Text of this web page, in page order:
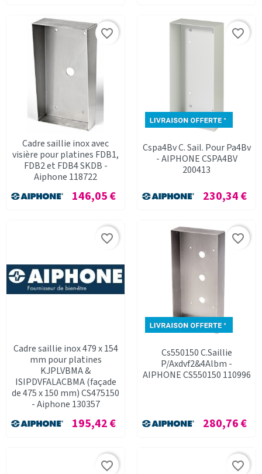
Cadre saillie inox avec
visière pour platines FDB1,
FDB2 et FDB4 SKDB -
Aiphone 118722
Prix
146,05 €
favorite_border
Cspa4Bv C. Sail. Pour Pa4Bv
- AIPHONE CSPA4BV
200413
Prix
230,34 €
favorite_border
Cadre saillie inox 479 x 154
mm pour platines
KJPLVBMA &
ISIPDVFALACBMA (façade
de 475 x 150 mm) CS475150
- Aiphone 130357
Prix
195,42 €
favorite_border
Cs550150 C.Saillie
P/Axdvf2&4Albm -
AIPHONE CS550150 110996
Prix
280,76 €
favorite_border
favorite_border favorite_border